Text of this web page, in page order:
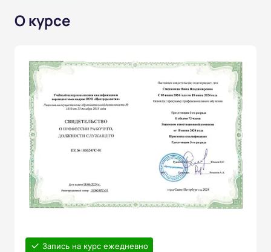
О курсе
Запись на курс ежедневно